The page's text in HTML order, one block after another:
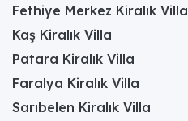
Fethiye Merkez Kiralık Villa
Kaş Kiralık Villa
Patara Kiralık Villa
Faralya Kiralık Villa
Sarıbelen Kiralık Villa